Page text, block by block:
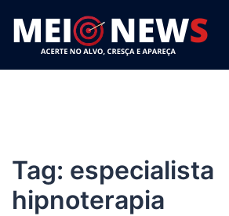
para
conteúdo
Tag: especialista
hipnoterapia